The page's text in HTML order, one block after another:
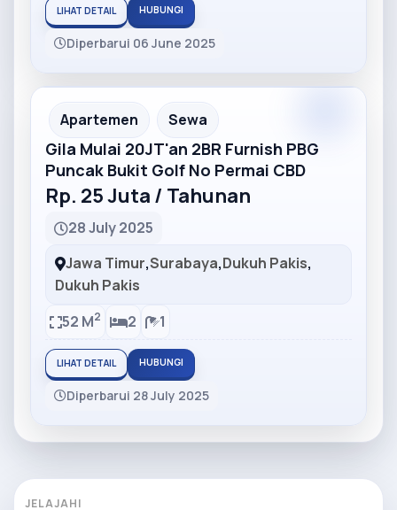
LIHAT DETAIL HUBUNGI
Diperbarui 06 June 2025
Partner Ad
Apartemen Sewa
Gila Mulai 20JT'an 2BR Furnish PBG
Puncak Bukit Golf No Permai CBD
Rp. 25 Juta / Tahunan
28 July 2025
Jawa Timur,Surabaya,Dukuh Pakis,
Dukuh Pakis
52 M2 2 1
LIHAT DETAIL HUBUNGI
Diperbarui 28 July 2025
JELAJAHI